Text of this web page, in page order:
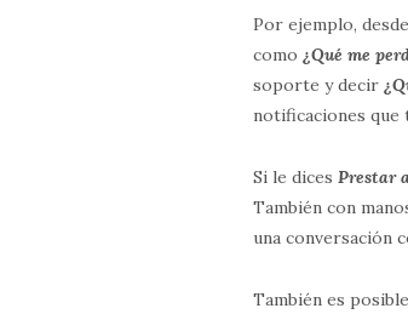
Por ejemplo,
como¿Qué me
soporte y decir
notificaciones que
Si le dicesPrestar
También con
una conversación
También es posible